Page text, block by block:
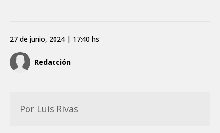
Redacción
27 de junio, 2024 | 17:40 hs
Por Luis Rivas